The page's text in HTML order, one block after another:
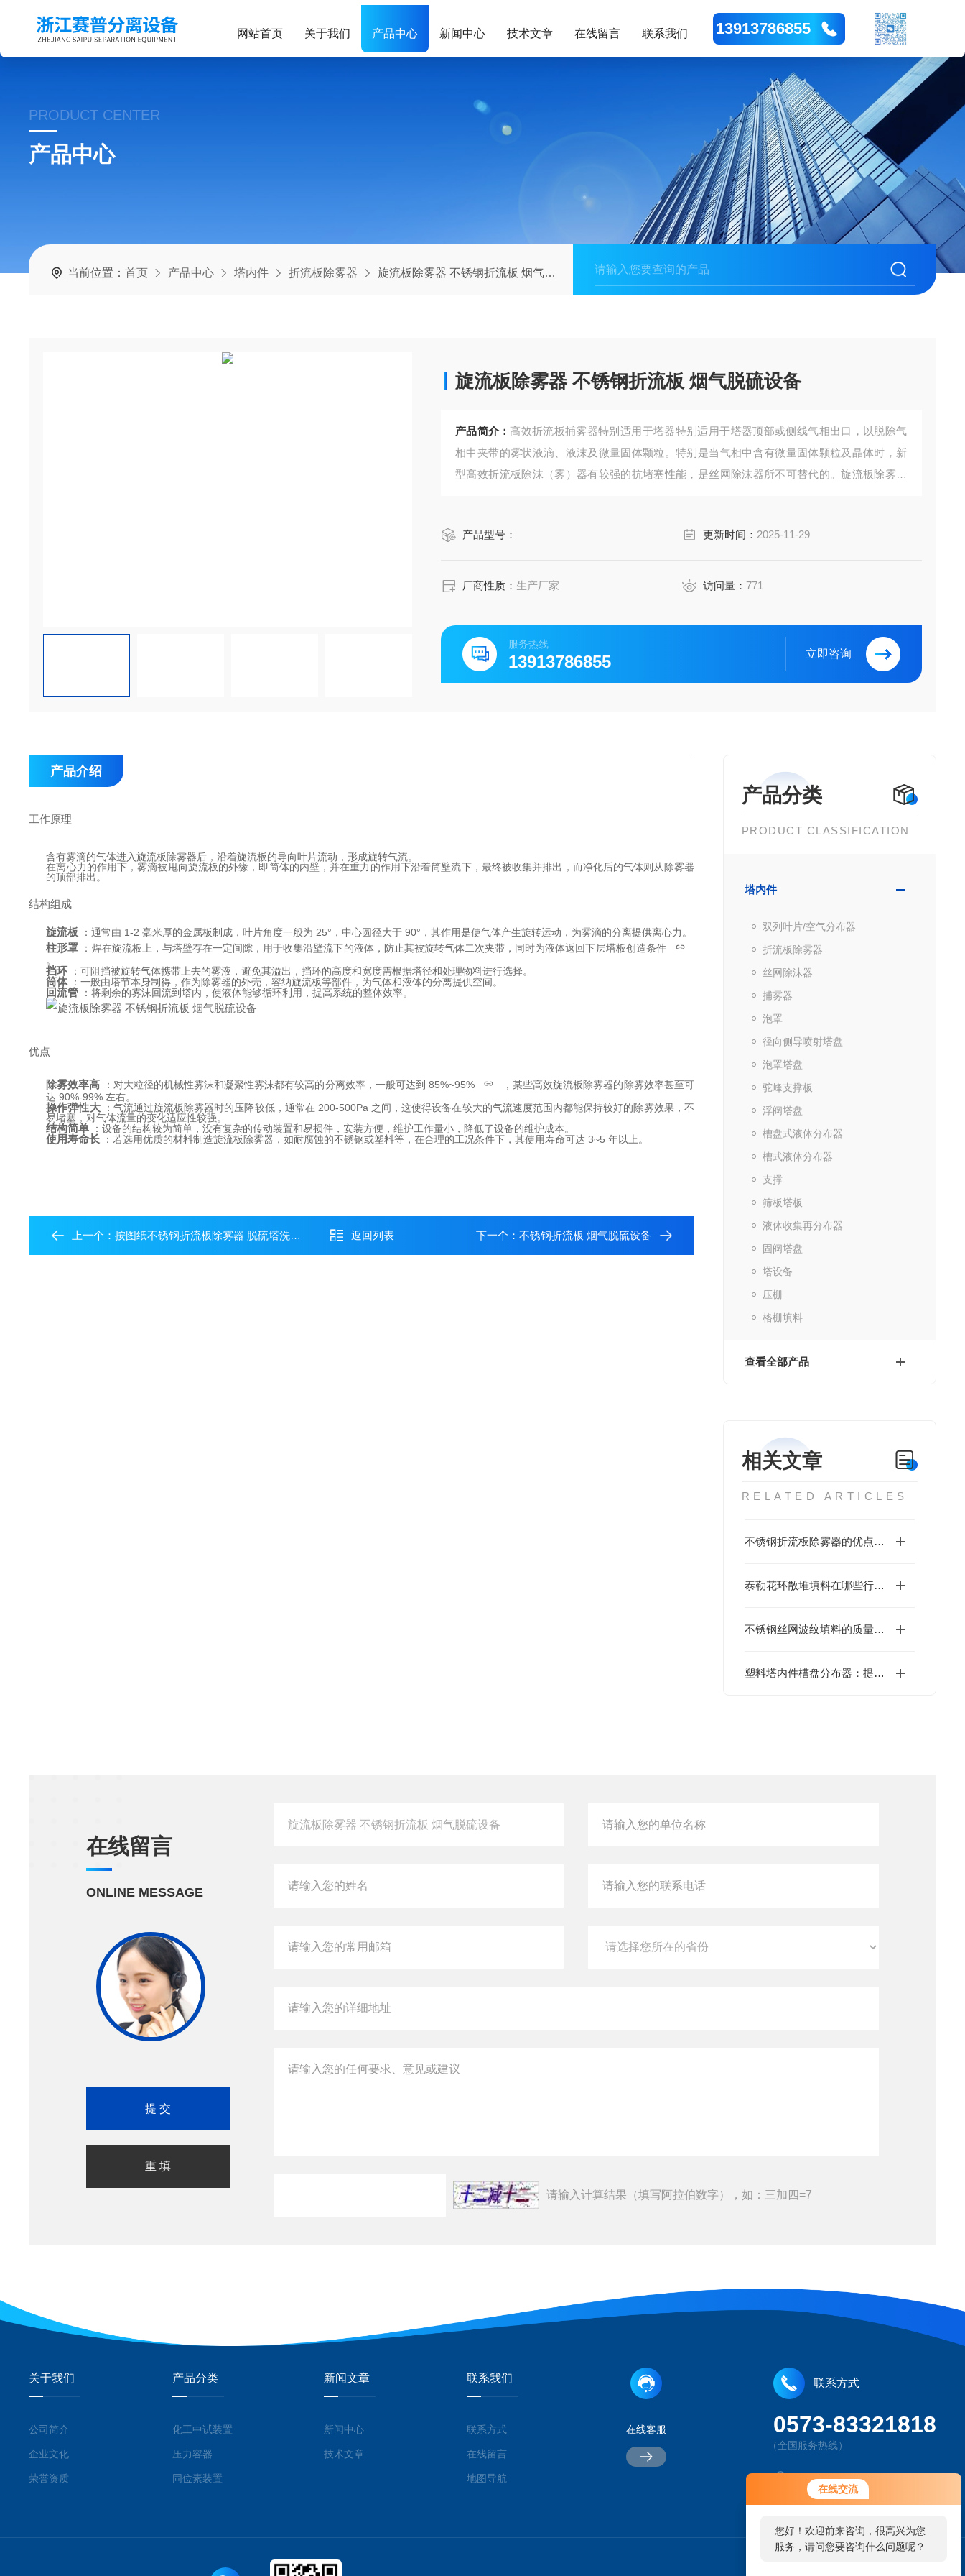
在线交流
您好！欢迎前来咨询，很高兴为您
服务，请问您要咨询什么问题呢？
您好，看您停留很久了，是否找到
了需求产品，您可以直接在线与我
网站首页 关于我们 产品中心 新闻中心 技术文章 在线留言 联系我们 13913786855
PRODUCT CENTER
产品中心
当前位置：首页 产品中心 塔内件 折流板除雾器 旋流板除雾器 不锈钢折流板 烟气脱硫设备
旋流板除雾器 不锈钢折流板 烟气脱硫设备
产品简介： 高效折流板捕雾器特别适用于塔器特别适用于塔器顶部或侧线气相出口，以脱除气
相中夹带的雾状液滴、液沫及微量固体颗粒。特别是当气相中含有微量固体颗粒及晶体时，新
型高效折流板除沫（雾）器有较强的抗堵塞性能，是丝网除沫器所不可替代的。旋流板除雾器
产品型号： 更新时间： 2025-11-29
厂商性质：生产厂家 访问量： 771
服务热线
13913786855 立即咨询
产品分类
PRODUCT CLASSIFICATION
塔内件
双列叶片/空气分布器
折流板除雾器
丝网除沫器
捕雾器
泡罩
径向侧导喷射塔盘
泡罩塔盘
驼峰支撑板
浮阀塔盘
槽盘式液体分布器
槽式液体分布器
支撑
筛板塔板
液体收集再分布器
固阀塔盘
塔设备
压栅
格栅填料
查看全部产品
相关文章
RELATED ARTICLES
不锈钢折流板除雾器的优点存在于哪方面呢？
泰勒花环散堆填料在哪些行业应用较广泛
不锈钢丝网波纹填料的质量检测标准与评估方法
塑料塔内件槽盘分布器：提升塔设备效率的核心组件
产品介绍
工作原理
含有雾滴的气体进入旋流板除雾器后，沿着旋流板的导向叶片流动，形成旋转气流。
在离心力的作用下，雾滴被甩向旋流板的外缘，即筒体的内壁，并在重力的作用下沿着筒壁流下，最终被收集并排出，而净化后的气体则从除雾器
的顶部排出。
结构组成
旋流板 ：通常由 1-2 毫米厚的金属板制成，叶片角度一般为 25°，中心圆径大于 90°，其作用是使气体产生旋转运动，为雾滴的分离提供离心力。
柱形罩 ：焊在旋流板上，与塔壁存在一定间隙，用于收集沿壁流下的液体，防止其被旋转气体二次夹带，同时为液体返回下层塔板创造条件
。
挡环 ：可阻挡被旋转气体携带上去的雾液，避免其溢出，挡环的高度和宽度需根据塔径和处理物料进行选择。
筒体 ：一般由塔节本身制得，作为除雾器的外壳，容纳旋流板等部件，为气体和液体的分离提供空间。
回流管 ：将剩余的雾沫回流到塔内，使液体能够循环利用，提高系统的整体效率。
优点
除雾效率高 ：对大粒径的机械性雾沫和凝聚性雾沫都有较高的分离效率，一般可达到 85%~95%
，某些高效旋流板除雾器的除雾效率甚至可
达 90%-99% 左右。
操作弹性大 ：气流通过旋流板除雾器时的压降较低，通常在 200-500Pa 之间，这使得设备在较大的气流速度范围内都能保持较好的除雾效果，不
易堵塞，对气体流量的变化适应性较强。
结构简单 ：设备的结构较为简单，没有复杂的传动装置和易损件，安装方便，维护工作量小，降低了设备的维护成本。
使用寿命长 ：若选用优质的材料制造旋流板除雾器，如耐腐蚀的不锈钢或塑料等，在合理的工况条件下，其使用寿命可达 3~5 年以上。
上一个：按图纸不锈钢折流板除雾器 脱硫塔洗涤塔 返回列表 下一个： 不锈钢折流板 烟气脱硫设备
在线留言
ONLINE MESSAGE
请输入计算结果（填写阿拉伯数字），如：三加四=7
关于我们
公司简介
企业文化
荣誉资质
产品分类
化工中试装置
压力容器
同位素装置
新闻文章
新闻中心
技术文章
联系我们
联系方式
在线留言
地图导航
在线客服
联系方式
0573-83321818
（全国服务热线）
浙江嘉兴市油车港镇
202010444O@qq.com